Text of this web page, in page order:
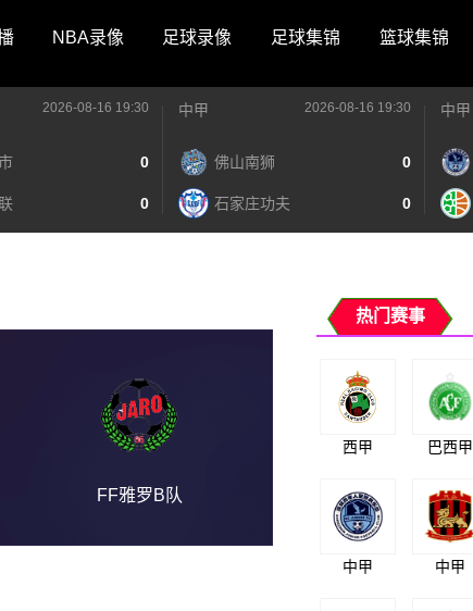
NBA录像 足球录像 足球集锦 篮球集锦
2026-08-16 19:30
0
0
中甲 2026-08-16 19:30
佛山南狮 0
石家庄功夫 0
中甲
FF雅罗B队
热门赛事
西甲 巴西甲
中甲 中甲